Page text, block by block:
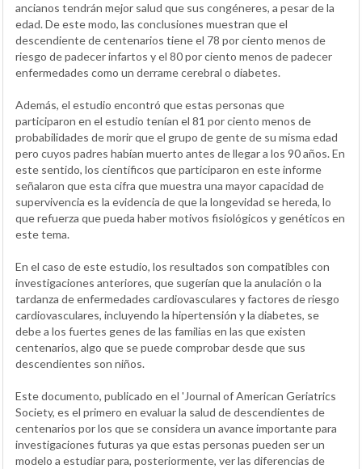
ancianos tendrán mejor salud que sus congéneres, a pesar de la
edad. De este modo, las conclusiones muestran que el
descendiente de centenarios tiene el 78 por ciento menos de
riesgo de padecer infartos y el 80 por ciento menos de padecer
enfermedades como un derrame cerebral o diabetes.
Además, el estudio encontró que estas personas que
participaron en el estudio tenían el 81 por ciento menos de
probabilidades de morir que el grupo de gente de su misma edad
pero cuyos padres habían muerto antes de llegar a los 90 años. En
este sentido, los científicos que participaron en este informe
señalaron que esta cifra que muestra una mayor capacidad de
supervivencia es la evidencia de que la longevidad se hereda, lo
que refuerza que pueda haber motivos fisiológicos y genéticos en
este tema.
En el caso de este estudio, los resultados son compatibles con
investigaciones anteriores, que sugerían que la anulación o la
tardanza de enfermedades cardiovasculares y factores de riesgo
cardiovasculares, incluyendo la hipertensión y la diabetes, se
debe a los fuertes genes de las familias en las que existen
centenarios, algo que se puede comprobar desde que sus
descendientes son niños.
Este documento, publicado en el 'Journal of American Geriatrics
Society, es el primero en evaluar la salud de descendientes de
centenarios por los que se considera un avance importante para
investigaciones futuras ya que estas personas pueden ser un
modelo a estudiar para, posteriormente, ver las diferencias de